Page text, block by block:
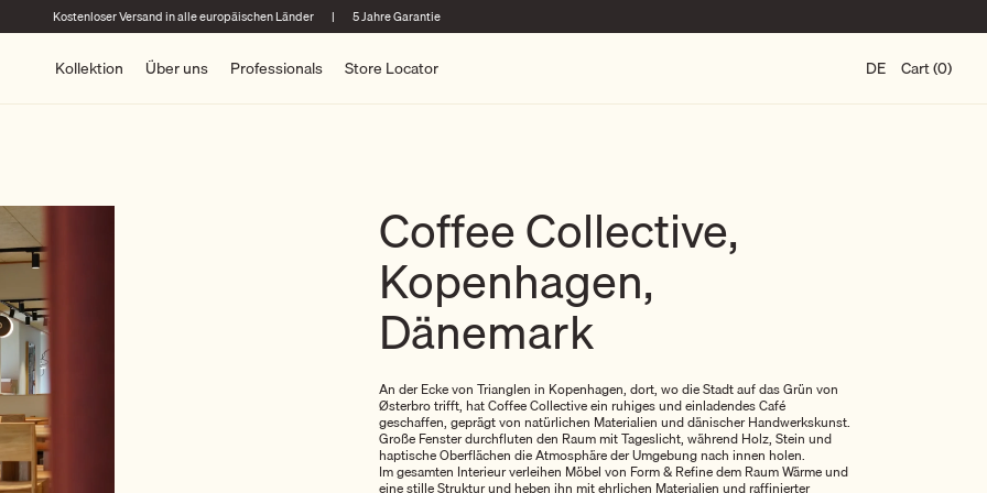
Kostenloser Versand in alle europäischen Länder | 5 Jahre Garantie
Kollektion Über uns Professionals Store Locator DE Cart (0)
Coffee Collective,
Kopenhagen,
Dänemark
An der Ecke von Trianglen in Kopenhagen, dort, wo die Stadt auf das Grün von
Østerbro trifft, hat Coffee Collective ein ruhiges und einladendes Café
geschaffen, geprägt von natürlichen Materialien und dänischer Handwerkskunst.
Große Fenster durchfluten den Raum mit Tageslicht, während Holz, Stein und
haptische Oberflächen die Atmosphäre der Umgebung nach innen holen.
Im gesamten Interieur verleihen Möbel von Form & Refine dem Raum Wärme und
eine stille Struktur und heben ihn mit ehrlichen Materialien und raffinierter